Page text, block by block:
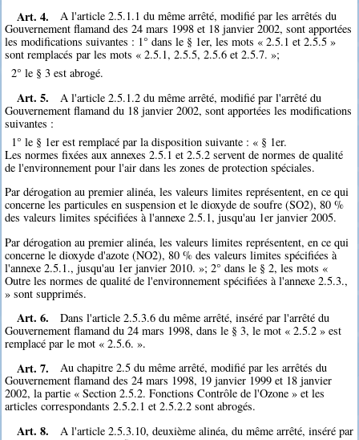
Art. 4.
A l'article 2.5.1.1 du même arrêté, modifié par les arrêtés du
Gouvernement flamand des 24 mars 1998 et 18 janvier 2002, sont apportées
les modifications suivantes : 1° dans le § 1er, les mots « 2.5.1 et 2.5.5 »
sont remplacés par les mots « 2.5.1, 2.5.5, 2.5.6 et 2.5.7. »;
2° le § 3 est abrogé.
Art. 5.
A l'article 2.5.1.2 du même arrêté, modifié par l'arrêté du
Gouvernement flamand du 18 janvier 2002, sont apportées les modifications
suivantes :
1° le § 1er est remplacé par la disposition suivante : « § 1er.
Les normes fixées aux annexes 2.5.1 et 2.5.2 servent de normes de qualité
de l'environnement pour l'air dans les zones de protection spéciales.
Par dérogation au premier alinéa, les valeurs limites représentent, en ce qui
concerne les particules en suspension et le dioxyde de soufre (SO2), 80 %
des valeurs limites spécifiées à l'annexe 2.5.1, jusqu'au 1er janvier 2005.
Par dérogation au premier alinéa, les valeurs limites représentent, en ce qui
concerne le dioxyde d'azote (NO2), 80 % des valeurs limites spécifiées à
l'annexe 2.5.1., jusqu'au 1er janvier 2010. »; 2° dans le § 2, les mots «
Outre les normes de qualité de l'environnement spécifiées à l'annexe 2.5.3.,
» sont supprimés.
Art. 6.
Dans l'article 2.5.3.6 du même arrêté, inséré par l'arrêté du
Gouvernement flamand du 24 mars 1998, dans le § 3, le mot « 2.5.2 » est
remplacé par le mot « 2.5.6. ».
Art. 7.
Au chapitre 2.5 du même arrêté, modifié par les arrêtés du
Gouvernement flamand des 24 mars 1998, 19 janvier 1999 et 18 janvier
2002, la partie « Section 2.5.2. Fonctions Contrôle de l'Ozone » et les
articles correspondants 2.5.2.1 et 2.5.2.2 sont abrogés.
Art. 8.
A l'article 2.5.3.10, deuxième alinéa, du même arrêté, inséré par